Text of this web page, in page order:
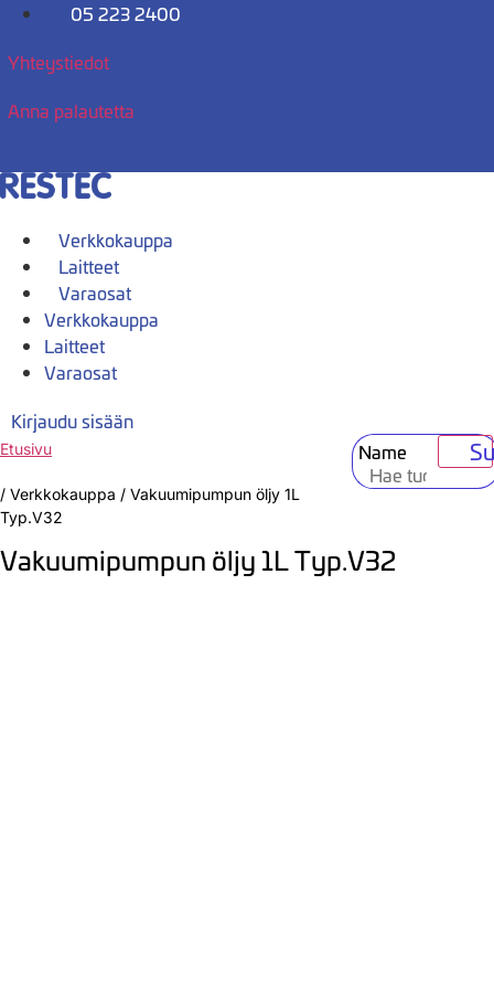
Mene
05 223 2400
Yhteystiedot
Anna palautetta
Verkkokauppa
Laitteet
Varaosat
Verkkokauppa
Laitteet
Varaosat
Kirjaudu sisään
Name
Etusivu
/ Verkkokauppa / Vakuumipumpun öljy 1L
Typ.V32
Vakuumipumpun öljy 1L Typ.V32